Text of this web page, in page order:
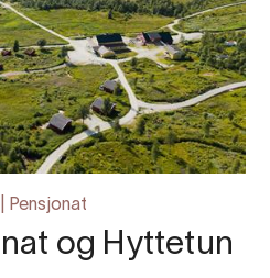
Pensjonat
og Hyttetun